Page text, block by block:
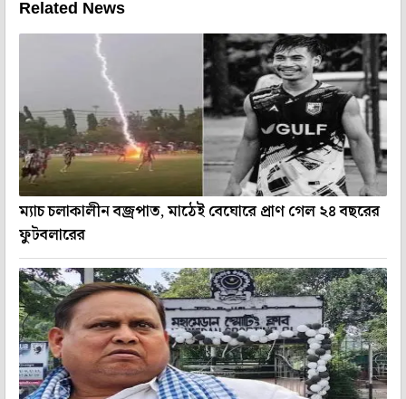
Related News
ম্যাচ চলাকালীন বজ্রপাত, মাঠেই বেঘোরে প্রাণ গেল ২৪ বছরের
ফুটবলারের